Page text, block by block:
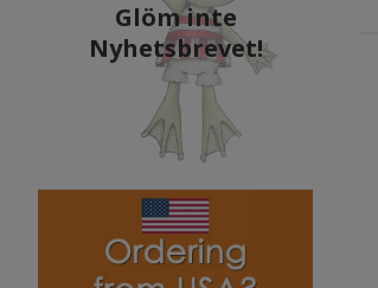
Glöm inte
Nyhetsbrevet!